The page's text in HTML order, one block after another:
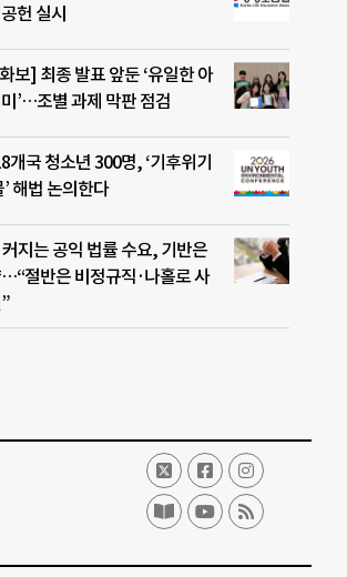
헌 실시
보] 최종 발표 앞둔 ‘유일한 아
’…조별 과제 막판 점검
개국 청소년 300명, ‘기후위기
’ 해법 논의한다
커지는 공익 법률 수요, 기반은
절반은 비정규직·나홀로 사